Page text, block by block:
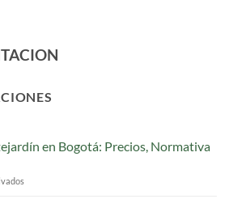
en Bogotá: Precios, Normativa